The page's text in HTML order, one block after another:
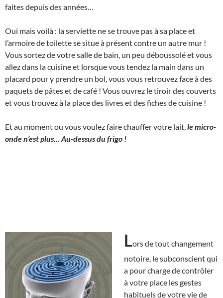
faites depuis des années…
Oui mais voilà : la serviette ne se trouve pas à sa place et
l’armoire de toilette se situe à présent contre un autre mur !
Vous sortez de votre salle de bain, un peu déboussolé et vous
allez dans la cuisine et lorsque vous tendez la main dans un
placard pour y prendre un bol, vous vous retrouvez face à des
paquets de pâtes et de café ! Vous ouvrez le tiroir des couverts
et vous trouvez à la place des livres et des fiches de cuisine !
Et au moment ou vous voulez faire chauffer votre lait, le micro-
onde n’est plus… Au-dessus du frigo !
Lors de tout changement
notoire, le subconscient qui
a pour charge de contrôler
à votre place les gestes
habituels de votre vie de